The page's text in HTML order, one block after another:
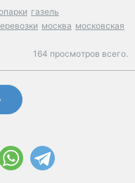
газель
москва московская
164 просмотров всего.